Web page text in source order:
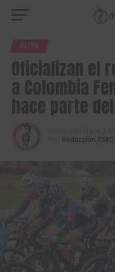
RUTA
Oficializan el
a Colombia
hace parte
Redacción RMC